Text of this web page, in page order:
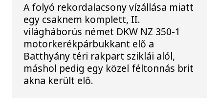
A folyó rekordalacsony vízállása miatt
egy csaknem komplett, II.
világháborús német DKW NZ 350-1
motorkerékpárbukkant elő a
Batthyány téri rakpart sziklái alól,
máshol pedig egy közel féltonnás brit
akna került elő.